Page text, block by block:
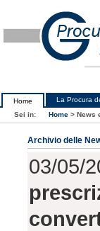
Home La Procura
Sei in:
Home > News
Archivio delle
03/05/